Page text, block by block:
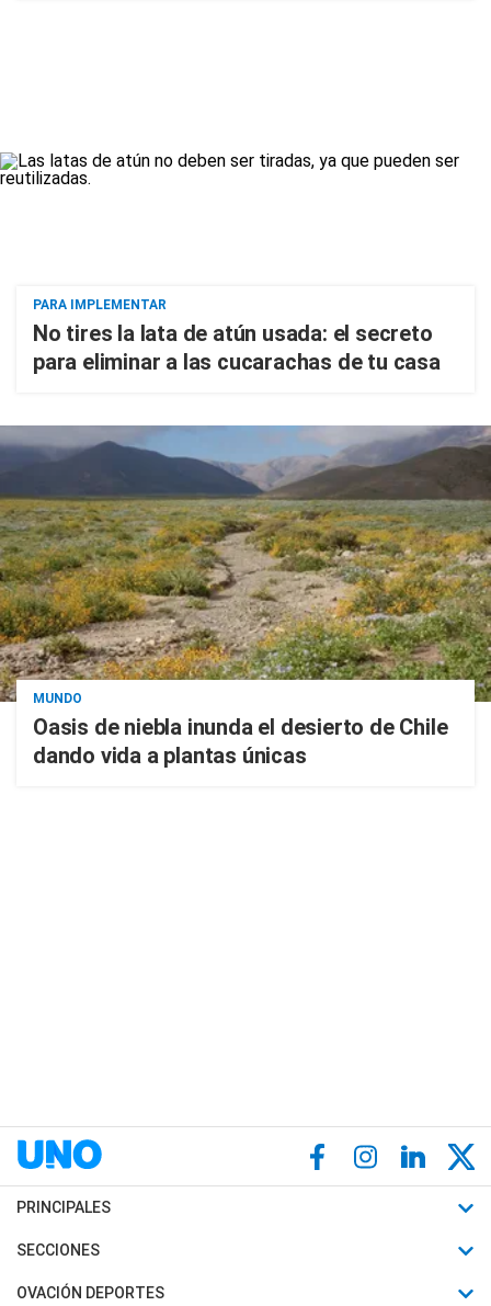
PARA IMPLEMENTAR
No tires la lata de atún usada: el secreto
para eliminar a las cucarachas de tu casa
MUNDO
Oasis de niebla inunda el desierto de Chile
dando vida a plantas únicas
PRINCIPALES
Últimas Noticias
Política
SECCIONES
Horóscopo
OVACIÓN DEPORTES